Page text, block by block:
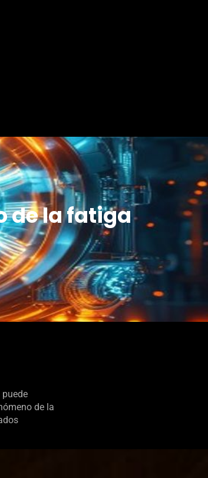
de la fatiga
de la